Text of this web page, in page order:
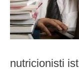
nutricionisti